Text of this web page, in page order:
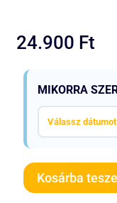
24.900 Ft
MIKORRA
Kosárba